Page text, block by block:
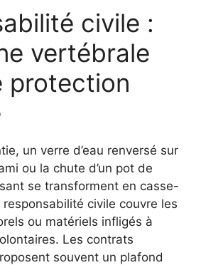
civile :
vertébrale
protection
un verre d’eau renversé sur
ou la chute d’un pot de
se transforment en casse-
civile couvre les
ou matériels infligés à
Les contrats
souvent un plafond